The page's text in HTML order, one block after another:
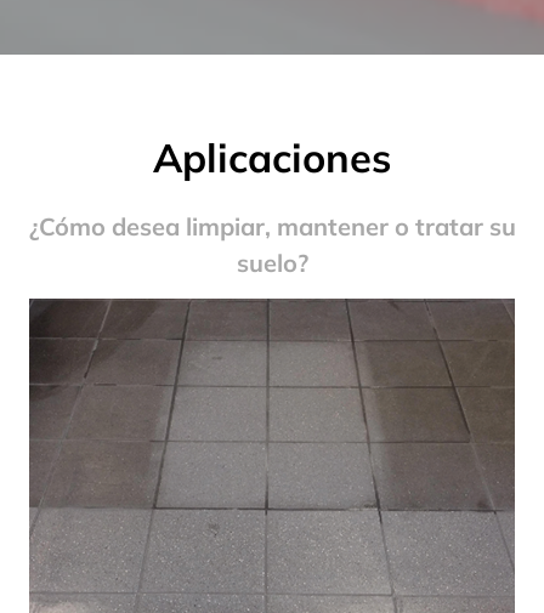
Aplicaciones
¿Cómo desea limpiar, mantener o tratar su
suelo?